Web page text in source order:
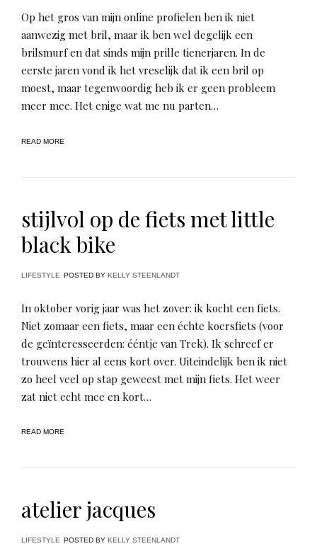
Op het gros van mijn online profielen ben ik niet
aanwezig met bril, maar ik ben wel degelijk een
brilsmurf en dat sinds mijn prille tienerjaren. In de
eerste jaren vond ik het vreselijk dat ik een bril op
moest, maar tegenwoordig heb ik er geen probleem
meer mee. Het enige wat me nu parten…
READ MORE
stijlvol op de fiets met little
black bike
LIFESTYLE POSTED BY KELLY STEENLANDT
In oktober vorig jaar was het zover: ik kocht een fiets.
Niet zomaar een fiets, maar een échte koersfiets (voor
de geïnteresseerden: ééntje van Trek). Ik schreef er
trouwens hier al eens kort over. Uiteindelijk ben ik niet
zo heel veel op stap geweest met mijn fiets. Het weer
zat niet echt mee en kort…
READ MORE
atelier jacques
LIFESTYLE POSTED BY KELLY STEENLANDT